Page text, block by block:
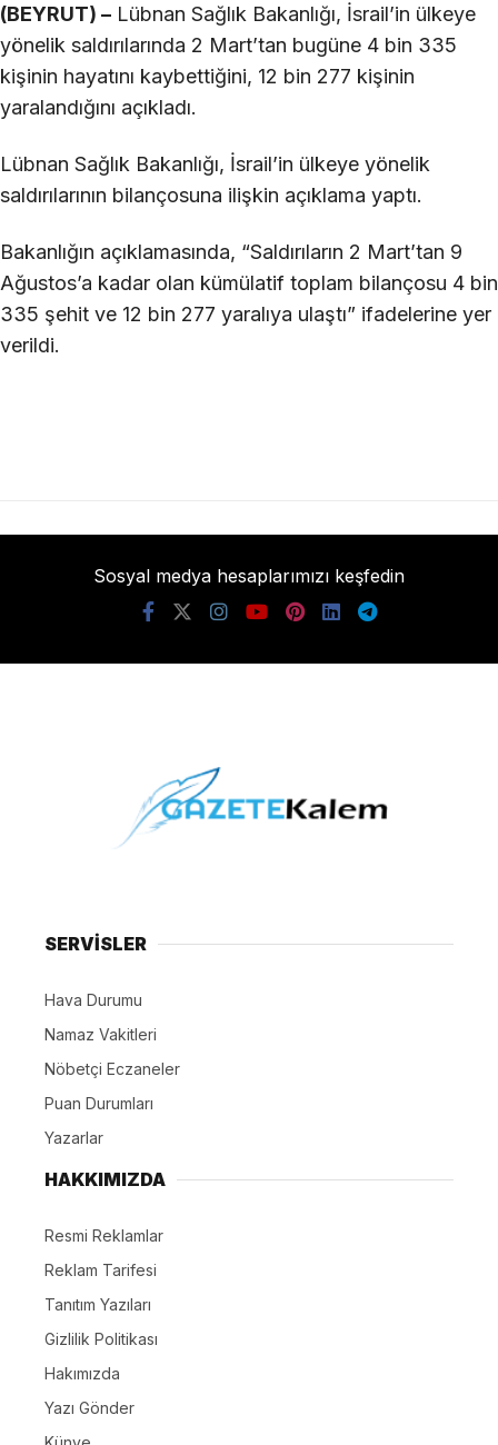
(BEYRUT) – Lübnan Sağlık Bakanlığı, İsrail’in ülkeye
yönelik saldırılarında 2 Mart’tan bugüne 4 bin 335
kişinin hayatını kaybettiğini, 12 bin 277 kişinin
yaralandığını açıkladı.
Lübnan Sağlık Bakanlığı, İsrail’in ülkeye yönelik
saldırılarının bilançosuna ilişkin açıklama yaptı.
Bakanlığın açıklamasında, “Saldırıların 2 Mart’tan 9
Ağustos’a kadar olan kümülatif toplam bilançosu 4 bin
335 şehit ve 12 bin 277 yaralıya ulaştı” ifadelerine yer
verildi.
Sosyal medya hesaplarımızı keşfedin
SERVİSLER
Hava Durumu
Namaz Vakitleri
Nöbetçi Eczaneler
Puan Durumları
Yazarlar
HAKKIMIZDA
Resmi Reklamlar
Reklam Tarifesi
Tanıtım Yazıları
Gizlilik Politikası
Hakımızda
Yazı Gönder